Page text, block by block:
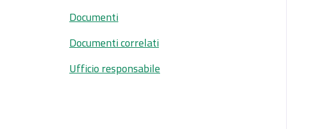
Documenti
Documenti correlati
Ufficio responsabile